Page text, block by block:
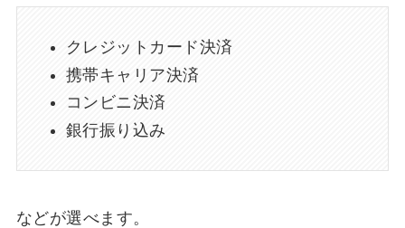
クレジットカード決済
携帯キャリア決済
コンビニ決済
銀行振り込み
などが選べます。